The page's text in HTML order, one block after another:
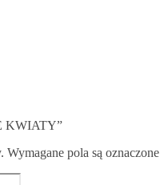
KWIATY”
Wymagane pola są oznaczone